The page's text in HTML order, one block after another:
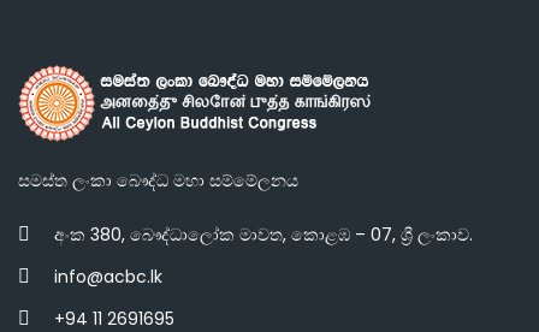
සමස්ත ලංකා බෞද්ධ මහා සම්මේලනය
අංක 380, බෞද්ධාලෝක මාවත, කොළඹ – 07, ශ්‍රී ලංකාව.
info@acbc.lk
+94 11 2691695